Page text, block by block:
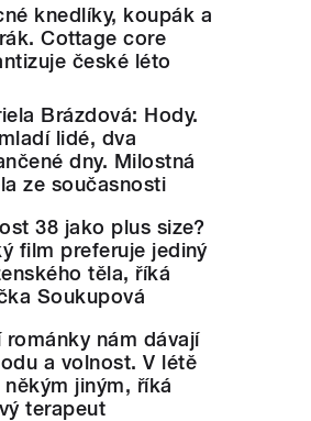
knedlíky, koupák a
Cottage core
české léto
Brázdová: Hody.
lidé, dva
dny. Milostná
ze současnosti
38 jako plus size?
film preferuje jediný
těla, říká
Soukupová
románky nám dávají
a volnost. V létě
někým jiným, říká
terapeut